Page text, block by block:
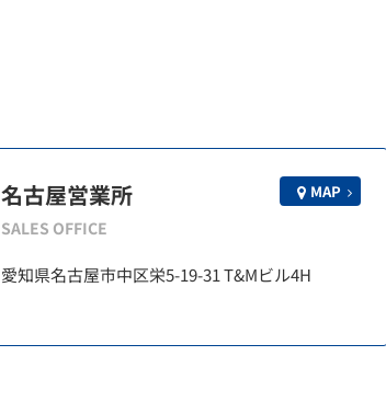
名古屋営業所
SALES OFFICE
MAP
愛知県名古屋市中区栄5-19-31 T&Mビル4H